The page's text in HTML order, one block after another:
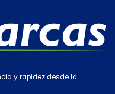
y rapidez desde la